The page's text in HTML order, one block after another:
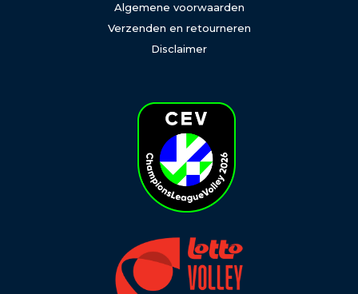
Algemene voorwaarden
Verzenden en retourneren
Disclaimer